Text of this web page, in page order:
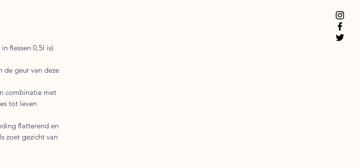
flessen 0,5l is)
de geur van deze
combinatie met
tot leven
flatterend en
zoet gezicht van